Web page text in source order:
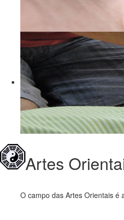
Artes
O campo das Artes Orientais é